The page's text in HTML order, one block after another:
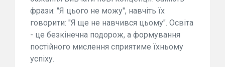
фрази: "Я цього не можу", навчіть їх
говорити: "Я ще не навчився цьому". Освіта
- це безкінечна подорож, а формування
постійного мислення сприятиме їхньому
успіху.